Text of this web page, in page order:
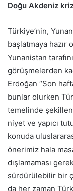
Doğu Akdeniz
Türkiye’nin,
başlatmaya
Yunanistan
görüşmelerden
Erdoğan “Son
bunlar olurken
temelinde
niyet ve yapıcı
konuda
önerimiz hala
dışlamaması
sürdürülebilir bir
da her zaman